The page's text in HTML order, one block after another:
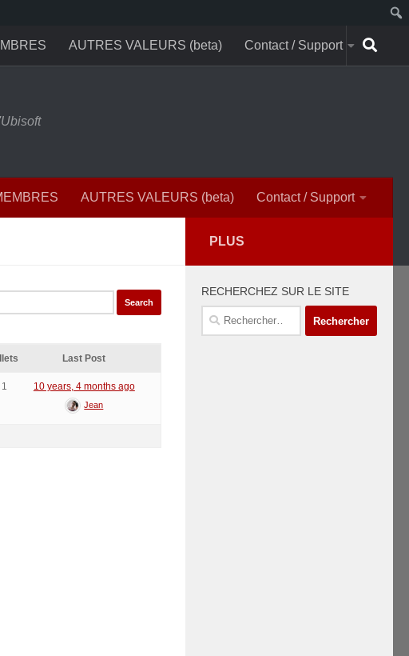
AUTRES VALEURS (beta) Contact / Support
AUTRES VALEURS (beta) Contact / Support
Last Post
1 10 years, 4 months ago
Jean
PLUS
RECHERCHEZ SUR LE SITE
Rechercher :